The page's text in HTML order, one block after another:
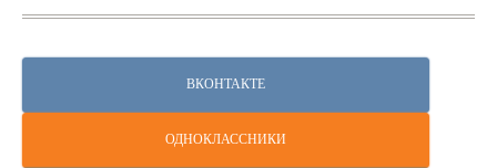
ВКОНТАКТЕ
ОДНОКЛАССНИКИ